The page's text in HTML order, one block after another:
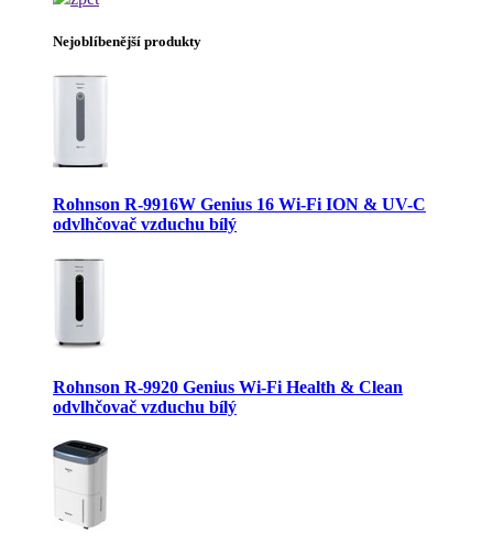
Nejoblíbenější produkty
Rohnson R-9916W Genius 16 Wi-Fi ION & UV-C
odvlhčovač vzduchu bílý
Rohnson R-9920 Genius Wi-Fi Health & Clean
odvlhčovač vzduchu bílý